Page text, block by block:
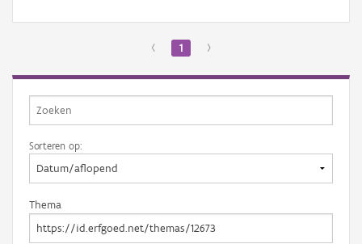
‹ 1 ›
Sorteren op:
Thema